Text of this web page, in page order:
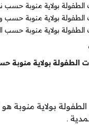
بولاية منوبة حسب
بولاية منوبة
بولاية منوبة حسب
بولاية منوبة
بولاية منوبة هو